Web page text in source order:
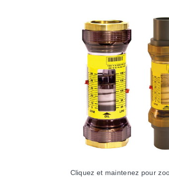
Cliquez et maintenez pour